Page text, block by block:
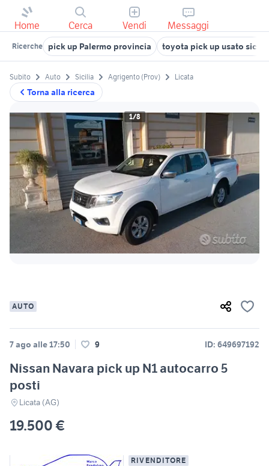
Home Cerca Vendi Messaggi
Ricerche pick up Palermo provincia toyota pick up usato sicilia
Torna alla ricerca
Subito Auto Sicilia Agrigento (Prov) Licata
1/8
AUTO
7 ago alle 17:50 9 ID: 649697192
Nissan Navara pick up N1 autocarro 5
posti
Licata (AG)
19.500 €
RIVENDITORE